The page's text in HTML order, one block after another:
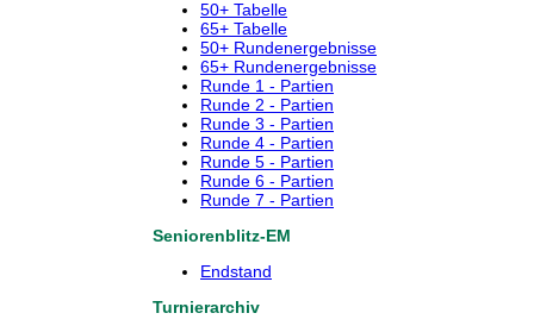
50+ Tabelle
65+ Tabelle
50+ Rundenergebnisse
65+ Rundenergebnisse
Runde 1 - Partien
Runde 2 - Partien
Runde 3 - Partien
Runde 4 - Partien
Runde 5 - Partien
Runde 6 - Partien
Runde 7 - Partien
Seniorenblitz-EM
Endstand
Turnierarchiv